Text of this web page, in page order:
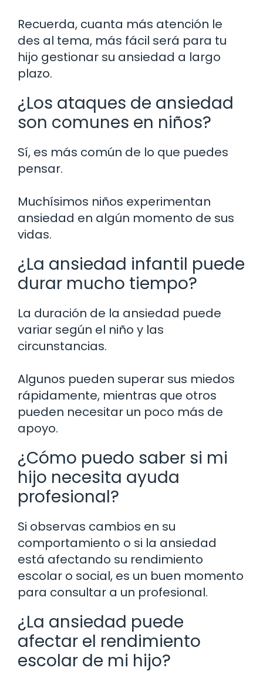
Recuerda, cuanta más atención le
des al tema, más fácil será para tu
hijo gestionar su ansiedad a largo
plazo.
¿Los ataques de ansiedad
son comunes en niños?
Sí, es más común de lo que puedes
pensar.
Muchísimos niños experimentan
ansiedad en algún momento de sus
vidas.
¿La ansiedad infantil puede
durar mucho tiempo?
La duración de la ansiedad puede
variar según el niño y las
circunstancias.
Algunos pueden superar sus miedos
rápidamente, mientras que otros
pueden necesitar un poco más de
apoyo.
¿Cómo puedo saber si mi
hijo necesita ayuda
profesional?
Si observas cambios en su
comportamiento o si la ansiedad
está afectando su rendimiento
escolar o social, es un buen momento
para consultar a un profesional.
¿La ansiedad puede
afectar el rendimiento
escolar de mi hijo?